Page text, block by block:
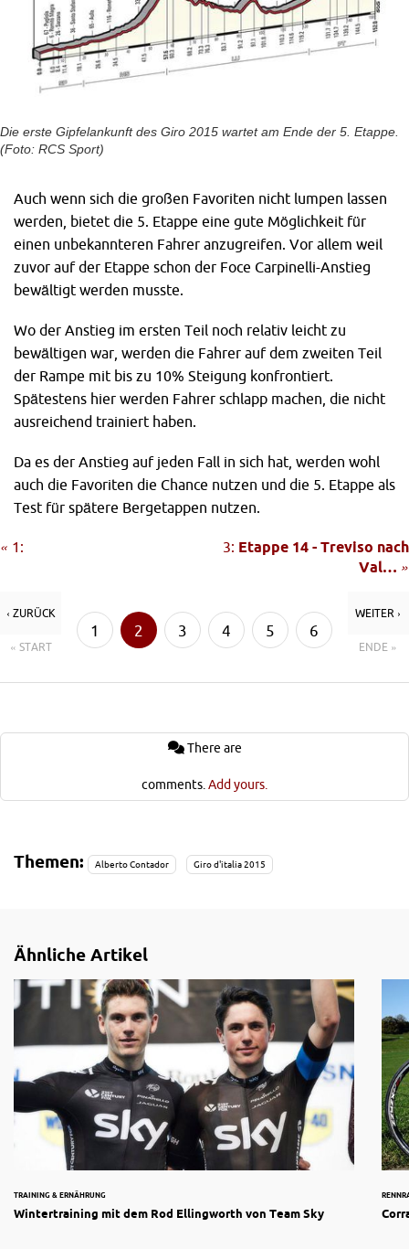
Die erste Gipfelankunft des Giro 2015 wartet am Ende der 5. Etappe.
(Foto: RCS Sport)
Auch wenn sich die großen Favoriten nicht lumpen lassen
werden, bietet die 5. Etappe eine gute Möglichkeit für
einen unbekannteren Fahrer anzugreifen. Vor allem weil
zuvor auf der Etappe schon der Foce Carpinelli-Anstieg
bewältigt werden musste.
Wo der Anstieg im ersten Teil noch relativ leicht zu
bewältigen war, werden die Fahrer auf dem zweiten Teil
der Rampe mit bis zu 10% Steigung konfrontiert.
Spätestens hier werden Fahrer schlapp machen, die nicht
ausreichend trainiert haben.
Da es der Anstieg auf jeden Fall in sich hat, werden wohl
auch die Favoriten die Chance nutzen und die 5. Etappe als
Test für spätere Bergetappen nutzen.
« 1: 3: Etappe 14 - Treviso nach
Val… »
‹ ZURÜCK
« START
1 2 3 4 5 6
WEITER ›
ENDE »
comments.Add yours.
Themen: Alberto Contador Giro d'italia 2015
Ähnliche Artikel
TRAINING & ERNÄHRUNG
Wintertraining mit dem Rod Ellingworth von Team Sky